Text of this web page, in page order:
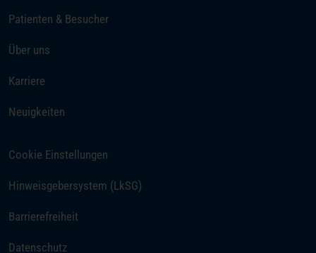
Patienten & Besucher
Über uns
Karriere
Neuigkeiten
Cookie Einstellungen
Hinweisgebersystem (LkSG)
Barrierefreiheit
Datenschutz